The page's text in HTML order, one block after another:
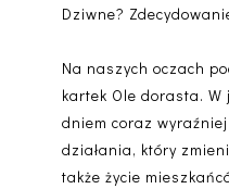
Dziwne?
Na naszych oczach
kartek Ole dorasta. W
dniem coraz
działania, który
także życie